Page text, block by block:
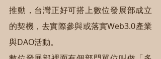
推動，台灣正好可搭上數位發展部成立
的契機，去實際參與或落實Web3.0產業
與DAO活動。